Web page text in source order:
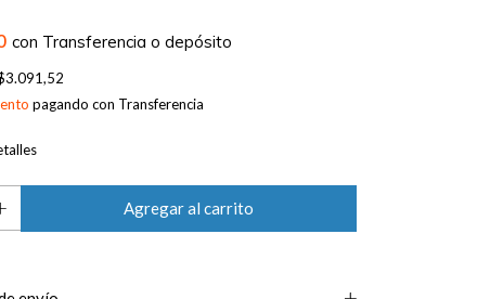
con Transferencia o depósito
pagando con Transferencia